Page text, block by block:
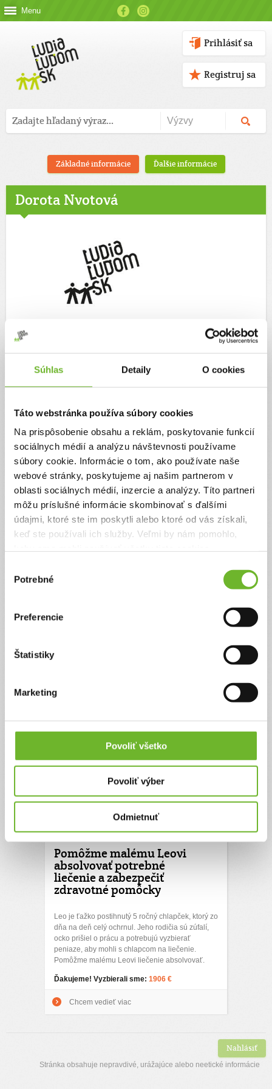
Súhlas Detaily O cookies
Táto webstránka používa súbory cookies
Na prispôsobenie obsahu a reklám, poskytovanie funkcií
sociálnych médií a analýzu návštevnosti používame
súbory cookie. Informácie o tom, ako používate naše
webové stránky, poskytujeme aj našim partnerom v
oblasti sociálnych médií, inzercie a analýzy. Títo partneri
môžu príslušné informácie skombinovať s ďalšími
údajmi, ktoré ste im poskytli alebo ktoré od vás získali,
keď ste používali ich služby. Veľmi by nám pomohlo,
súhlasu
Potrebné
Preferencie
Štatistiky
Marketing
Povoliť všetko
Povoliť výber
Odmietnuť
Menu
Prihlásiť sa
Registruj sa
Základné informácie Ďalšie informácie
Dorota Nvotová
Dorota Nvotová
Pomôžme malému Leovi
kúpiť staršie auto, aby
dňa na deň celý ochrnul. Jeho rodičia sú zúfalí,
Ďakujeme! Vyzbierali sme:
Chcem vedieť viac
Pomôžme malému Leovi
absolvovať potrebné
liečenie a zabezpečiť
zdravotné pomôcky
Leo je ťažko postihnutý 5 ročný chlapček, ktorý zo
dňa na deň celý ochrnul. Jeho rodičia sú zúfalí,
ocko prišiel o prácu a potrebujú vyzbierať
peniaze, aby mohli s chlapcom na liečenie.
Pomôžme malému Leovi liečenie absolvovať.
Ďakujeme! Vyzbierali sme: 1906 €
Chcem vedieť viac
Nahlásiť
Stránka obsahuje nepravdivé, urážajúce alebo neetické informácie